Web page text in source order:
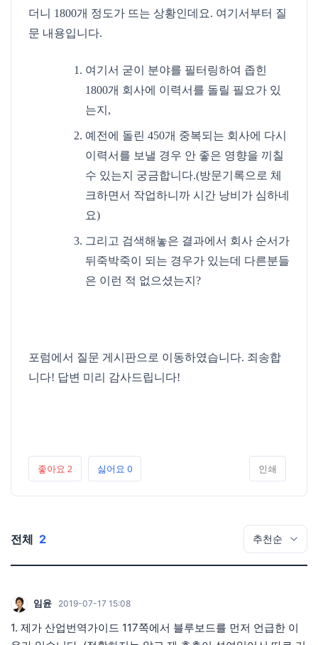
더니 1800개 정도가 뜨는 상황인데요. 여기서부터 질
문 내용입니다.
여기서 굳이 분야를 필터링하여 좁힌
1800개 회사에 이력서를 돌릴 필요가 있
는지,
예전에 돌린 450개 중복되는 회사에 다시
이력서를 보낼 경우 안 좋은 영향을 끼칠
수 있는지 궁금합니다.(방문기록으로 체
크하면서 작업하니까 시간 낭비가 심하네
요)
그리고 검색해놓은 결과에서 회사 순서가
뒤죽박죽이 되는 경우가 있는데 다른분들
은 이런 적 없으셨는지?
포럼에서 질문 게시판으로 이동하였습니다. 죄송합
니다! 답변 미리 감사드립니다!
좋아요 2 싫어요 0 인쇄
전체 2
임윤 2019-07-17 15:08
1. 제가 산업번역가이드 117쪽에서 블루보드를 먼저 언급한 이